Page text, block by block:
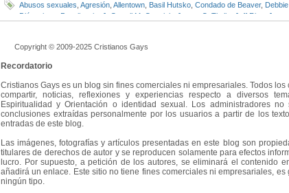
Abusos sexuales Agresión Allentown Basil Hutsko Condado de Beaver,
Diócesis en Pensilvania
J. Carroll McCormick James C. Timlin Jeff Rice
Copyright © 2009-2025 Cristianos Gays
Recordatorio
Cristianos Gays es un blog sin fines comerciales ni empresariales. Todos
compartir, noticias, reflexiones y experiencias respecto a diversos
Espiritualidad y Orientación o identidad sexual. Los administradores
conclusiones extraídas personalmente por los usuarios a partir de los
entradas de este blog.
Las imágenes, fotografías y artículos presentadas en este blog son
titulares de derechos de autor y se reproducen solamente para efectos
lucro. Por supuesto, a petición de los autores, se eliminará el contenido
añadirá un enlace. Este sitio no tiene fines comerciales ni empresariales,
ningún tipo.